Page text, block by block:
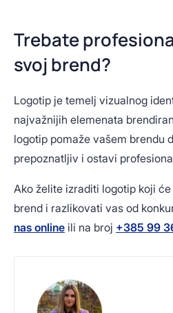
Trebate
svoj brend?
Logotip je temelj vizualnog
najvažnijih elemenata
logotip pomaže vašem brendu
prepoznatljiv i ostavi
Ako želite izraditi logotip koji
brend i razlikovati vas od
nas online ili na broj +385 99